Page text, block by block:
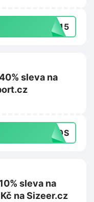
XB15
sleva na
A40S
sleva na
na Sizeer.cz